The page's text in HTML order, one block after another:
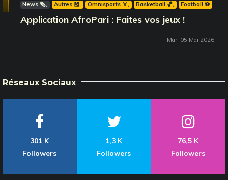
News 🗞️ Autres 🎽 Omnisports 🏅 Basketball 🏀 Football ⚽️
Application AfroPari : Faites vos jeux !
Mar, 05 Mai 2026
Réseaux Sociaux
301 K
Followers
1,3 K
Followers
76,5 K
Followers